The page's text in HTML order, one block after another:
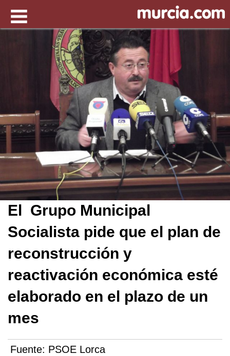
El Grupo Municipal
Socialista pide que el plan de
reconstrucción y
reactivación económica esté
elaborado en el plazo de un
mes
Fuente: PSOE Lorca